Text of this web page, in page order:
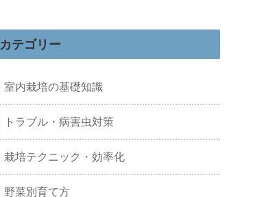
カテゴリー
室内栽培の基礎知識
トラブル・病害虫対策
栽培テクニック・効率化
野菜別育て方